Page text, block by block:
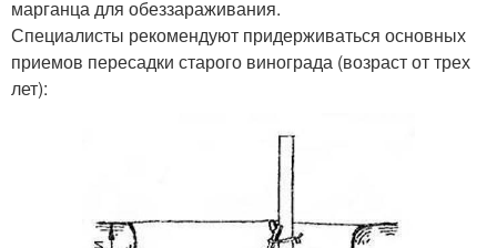
марганца для обеззараживания.
Специалисты рекомендуют придерживаться основных
приемов пересадки старого винограда (возраст от трех
лет):